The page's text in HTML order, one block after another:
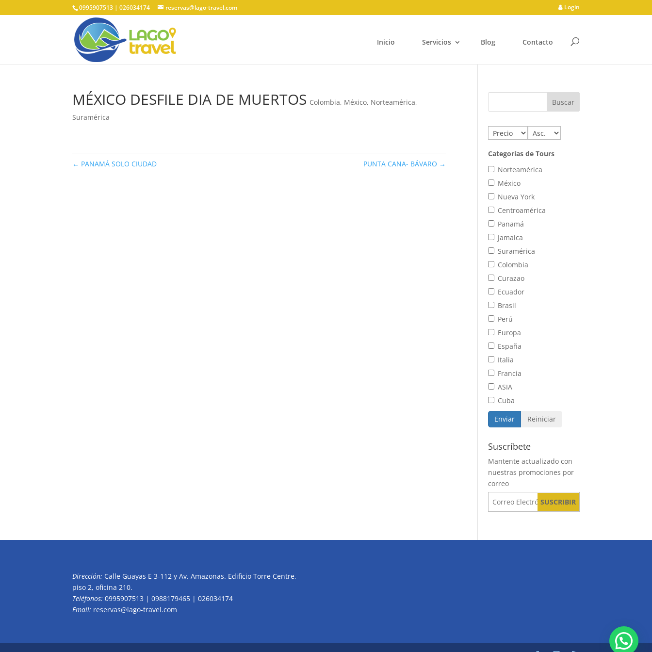
0995907513 | 026034174 reservas@lago-travel.com Login
Inicio Servicios Blog Contacto
MÉXICO DESFILE DIA DE MUERTOS Colombia, México, Norteamérica,
Suramérica
← PANAMÁ SOLO CIUDAD PUNTA CANA- BÁVARO →
Categorías de Tours
Norteamérica
México
Nueva York
Centroamérica
Panamá
Jamaica
Suramérica
Colombia
Curazao
Ecuador
Brasil
Perú
Europa
España
Italia
Francia
ASIA
Cuba
Suscríbete
Mantente actualizado con
nuestras promociones por
correo
Dirección: Calle Guayas E 3-112 y Av. Amazonas. Edificio Torre Centre,
piso 2, oficina 210.
Teléfonos: 0995907513 | 0988179465 | 026034174
Email: reservas@lago-travel.com